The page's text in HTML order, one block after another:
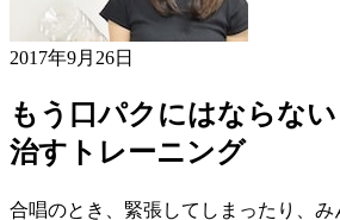
2017年9月26日
もう口パクにはならな
治すトレーニング
合唱のとき、緊張してしまったり、み